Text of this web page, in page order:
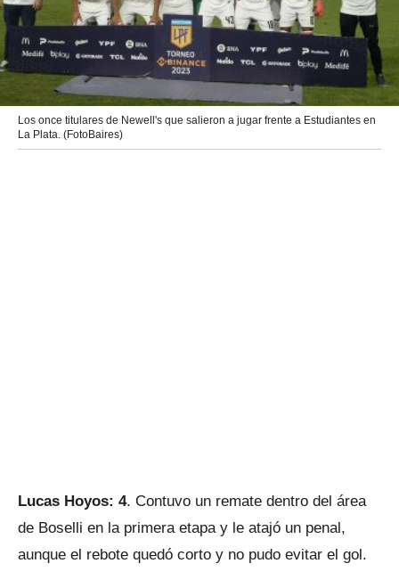
Los once titulares de Newell's que salieron a jugar frente a Estudiantes en
La Plata. (FotoBaires)
Lucas Hoyos: 4. Contuvo un remate dentro del área
de Boselli en la primera etapa y le atajó un penal,
aunque el rebote quedó corto y no pudo evitar el gol.